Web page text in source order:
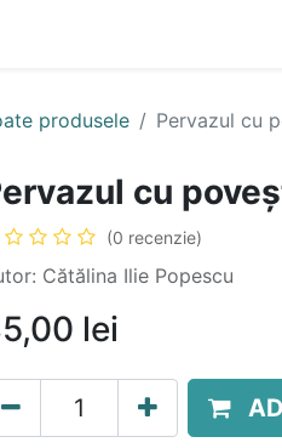
produsele Pervazul cu
cu
(0 recenzie)
Cătălina Ilie Popescu
lei